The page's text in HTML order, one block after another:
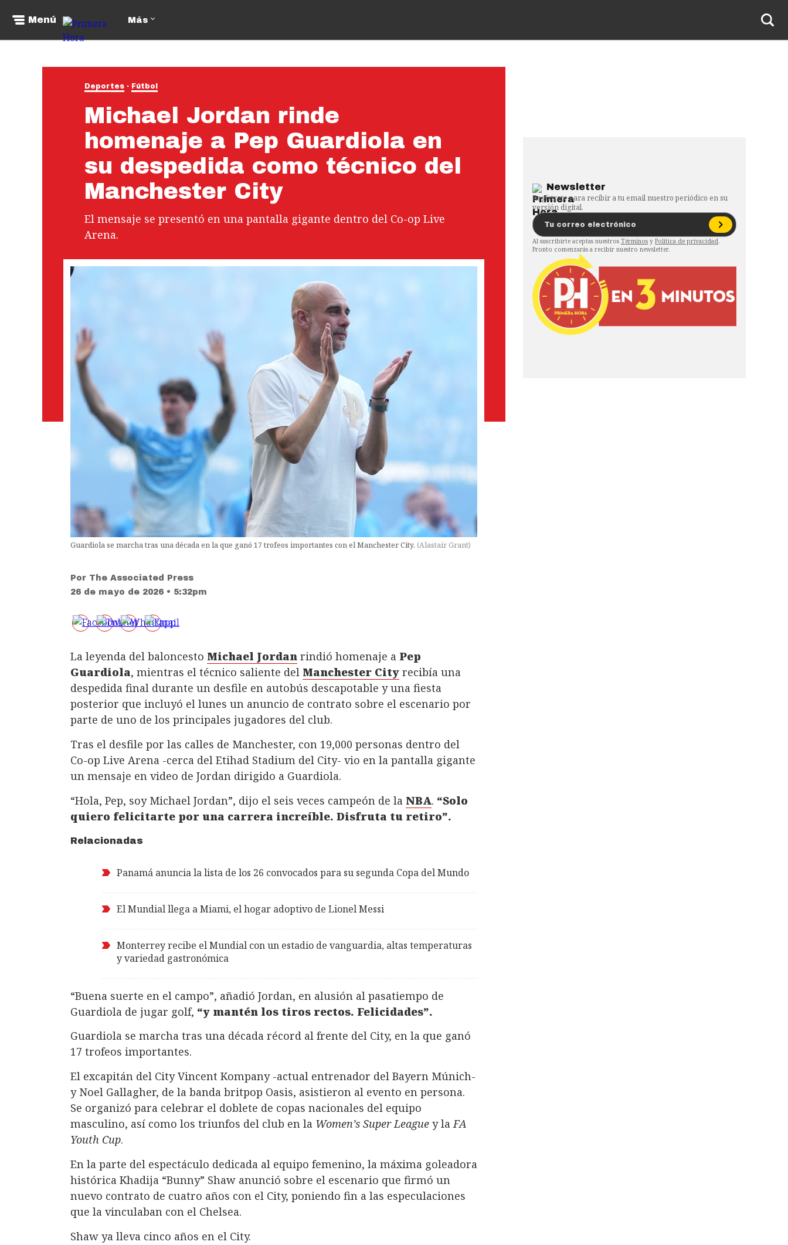
Menú Más
Deportes Fútbol
Michael Jordan rinde
homenaje a Pep Guardiola en
su despedida como técnico del
Manchester City
El mensaje se presentó en una pantalla gigante dentro del Co-op Live
Arena.
Guardiola se marcha tras una década en la que ganó 17 trofeos importantes con el Manchester City. (Alastair Grant)
Por The Associated Press
26 de mayo de 2026 • 5:32pm
La leyenda del baloncesto Michael Jordan rindió homenaje a Pep
Guardiola, mientras el técnico saliente del Manchester City recibía una
despedida final durante un desfile en autobús descapotable y una fiesta
posterior que incluyó el lunes un anuncio de contrato sobre el escenario por
parte de uno de los principales jugadores del club.
Tras el desfile por las calles de Manchester, con 19,000 personas dentro del
Co-op Live Arena -cerca del Etihad Stadium del City- vio en la pantalla gigante
un mensaje en video de Jordan dirigido a Guardiola.
“Hola, Pep, soy Michael Jordan”, dijo el seis veces campeón de la NBA. “Solo
quiero felicitarte por una carrera increíble. Disfruta tu retiro”.
Relacionadas
Panamá anuncia la lista de los 26 convocados para su segunda Copa del Mundo
El Mundial llega a Miami, el hogar adoptivo de Lionel Messi
Monterrey recibe el Mundial con un estadio de vanguardia, altas temperaturas
y variedad gastronómica
“Buena suerte en el campo”, añadió Jordan, en alusión al pasatiempo de
Guardiola de jugar golf, “y mantén los tiros rectos. Felicidades”.
Guardiola se marcha tras una década récord al frente del City, en la que ganó
17 trofeos importantes.
El excapitán del City Vincent Kompany -actual entrenador del Bayern Múnich-
y Noel Gallagher, de la banda britpop Oasis, asistieron al evento en persona.
Se organizó para celebrar el doblete de copas nacionales del equipo
masculino, así como los triunfos del club en la Women’s Super League y laFA
Youth Cup.
En la parte del espectáculo dedicada al equipo femenino, la máxima goleadora
histórica Khadija “Bunny” Shaw anunció sobre el escenario que firmó un
nuevo contrato de cuatro años con el City, poniendo fin a las especulaciones
que la vinculaban con el Chelsea.
Shaw ya lleva cinco años en el City.
Newsletter
Regístrate para recibir a tu email nuestro periódico en su
versión digital.
Al suscribirte aceptas nuestros Términos y Política de privacidad.
Pronto comenzarás a recibir nuestro newsletter.